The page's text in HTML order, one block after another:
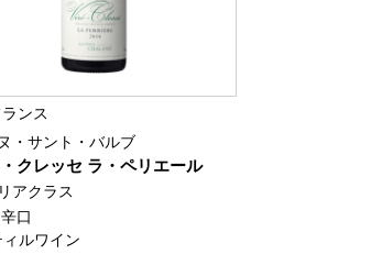
ンス
・サント・バルブ
クレッセ ラ・ペリエール
アクラス
口
ィルワイン